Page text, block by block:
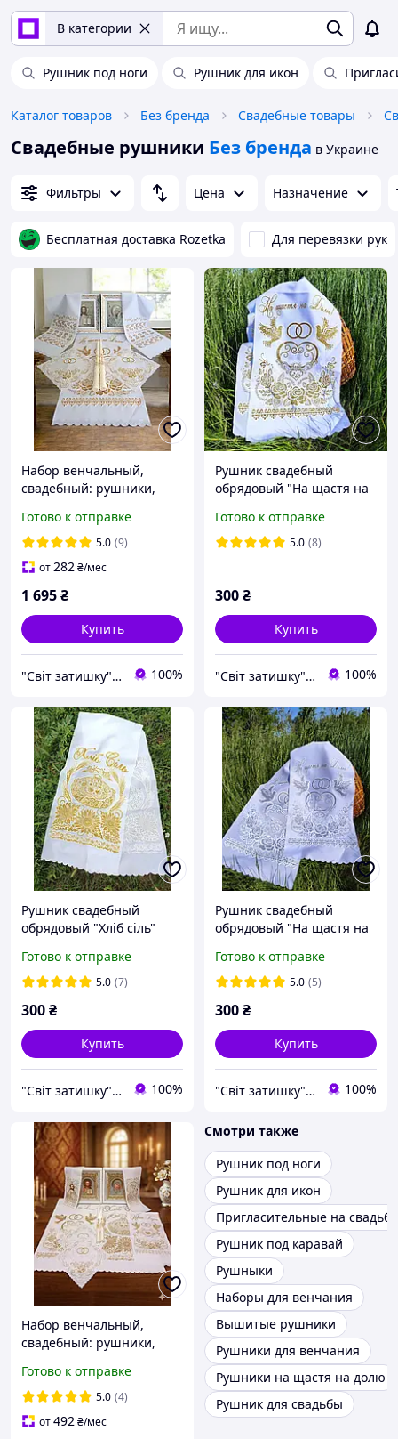
В категории
Рушник под ноги Рушник для икон
Каталог товаров Без бренда Свадебные товары
Свадебные рушники Без бренда в Украине
Фильтры Цена Назначение
Бесплатная доставка Rozetka Для перевязки рук
Набор венчальный,
свадебный: рушники,
Готово к отправке
5.0 (9)
от282₴/мес
1 695₴
Купить
"Світ затишку" интернет-магазин текстиля и швейной фурнитуры 100%
Рушник свадебный
обрядовый "На щастя на
Готово к отправке
5.0 (8)
300₴
Купить
"Світ затишку" интернет-магазин текстиля и швейной фурнитуры 100%
Рушник свадебный
обрядовый "Хліб сіль"
Готово к отправке
5.0 (7)
300₴
Купить
"Світ затишку" интернет-магазин текстиля и швейной фурнитуры 100%
Рушник свадебный
обрядовый "На щастя на
Готово к отправке
5.0 (5)
300₴
Купить
"Світ затишку" интернет-магазин текстиля и швейной фурнитуры 100%
Набор венчальный,
свадебный: рушники,
Готово к отправке
5.0 (4)
от492₴/мес
Смотри также
Рушник под ноги
Рушник для икон
Пригласительные на свадьбу
Рушник под каравай
Рушныки
Наборы для венчания
Вышитые рушники
Рушники для венчания
Рушники на щастя на долю
Рушник для свадьбы